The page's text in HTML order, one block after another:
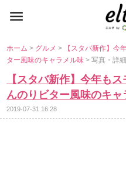
ホーム> グルメ>
【スタバ新作】今
ター風味のキャラメル味> 写真・詳
【スタバ新作】今年も
んのりビター風味のキャ
2019-07-31 16:28